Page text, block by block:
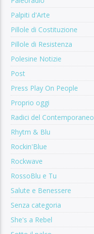
Palpiti d'Arte
Pillole di Costituzione
Pillole di Resistenza
Polesine Notizie
Post
Press Play On People
Proprio oggi
Radici del Contemporaneo
Rhytm & Blu
Rockin'Blue
Rockwave
RossoBlu e Tu
Salute e Benessere
Senza categoria
She's a Rebel